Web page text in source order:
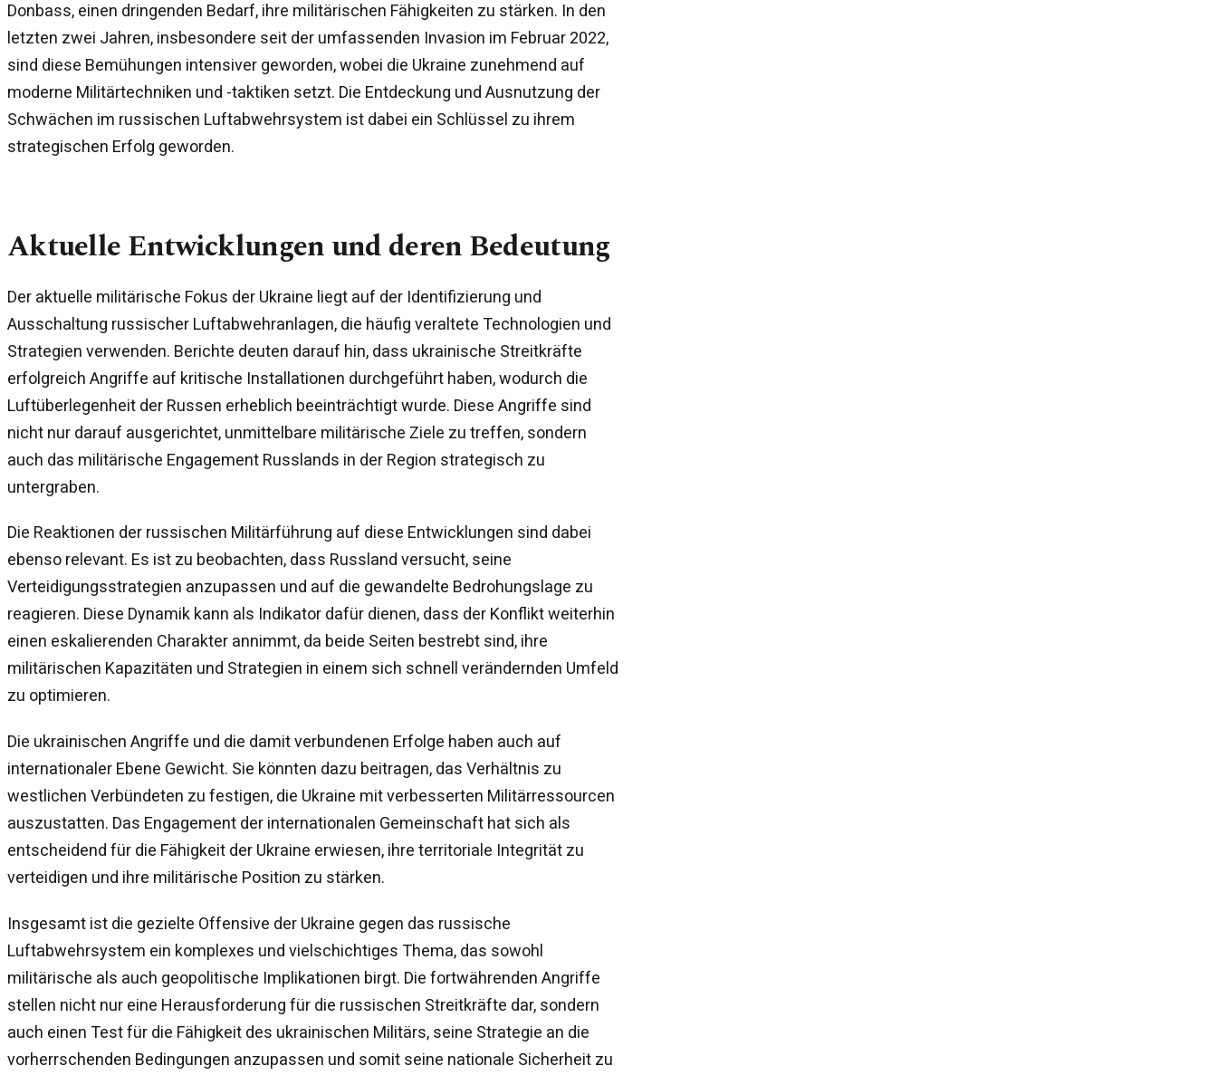
Donbass, einen dringenden Bedarf, ihre militärischen Fähigkeiten zu stärken. In den
letzten zwei Jahren, insbesondere seit der umfassenden Invasion im Februar 2022,
sind diese Bemühungen intensiver geworden, wobei die Ukraine zunehmend auf
moderne Militärtechniken und -taktiken setzt. Die Entdeckung und Ausnutzung der
Schwächen im russischen Luftabwehrsystem ist dabei ein Schlüssel zu ihrem
strategischen Erfolg geworden.
Aktuelle Entwicklungen und deren Bedeutung
Der aktuelle militärische Fokus der Ukraine liegt auf der Identifizierung und
Ausschaltung russischer Luftabwehranlagen, die häufig veraltete Technologien und
Strategien verwenden. Berichte deuten darauf hin, dass ukrainische Streitkräfte
erfolgreich Angriffe auf kritische Installationen durchgeführt haben, wodurch die
Luftüberlegenheit der Russen erheblich beeinträchtigt wurde. Diese Angriffe sind
nicht nur darauf ausgerichtet, unmittelbare militärische Ziele zu treffen, sondern
auch das militärische Engagement Russlands in der Region strategisch zu
untergraben.
Die Reaktionen der russischen Militärführung auf diese Entwicklungen sind dabei
ebenso relevant. Es ist zu beobachten, dass Russland versucht, seine
Verteidigungsstrategien anzupassen und auf die gewandelte Bedrohungslage zu
reagieren. Diese Dynamik kann als Indikator dafür dienen, dass der Konflikt weiterhin
einen eskalierenden Charakter annimmt, da beide Seiten bestrebt sind, ihre
militärischen Kapazitäten und Strategien in einem sich schnell verändernden Umfeld
zu optimieren.
Die ukrainischen Angriffe und die damit verbundenen Erfolge haben auch auf
internationaler Ebene Gewicht. Sie könnten dazu beitragen, das Verhältnis zu
westlichen Verbündeten zu festigen, die Ukraine mit verbesserten Militärressourcen
auszustatten. Das Engagement der internationalen Gemeinschaft hat sich als
entscheidend für die Fähigkeit der Ukraine erwiesen, ihre territoriale Integrität zu
verteidigen und ihre militärische Position zu stärken.
Insgesamt ist die gezielte Offensive der Ukraine gegen das russische
Luftabwehrsystem ein komplexes und vielschichtiges Thema, das sowohl
militärische als auch geopolitische Implikationen birgt. Die fortwährenden Angriffe
stellen nicht nur eine Herausforderung für die russischen Streitkräfte dar, sondern
auch einen Test für die Fähigkeit des ukrainischen Militärs, seine Strategie an die
vorherrschenden Bedingungen anzupassen und somit seine nationale Sicherheit zu